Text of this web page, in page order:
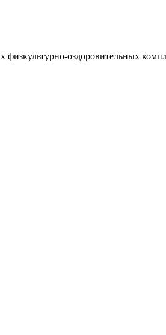
оздоровительных